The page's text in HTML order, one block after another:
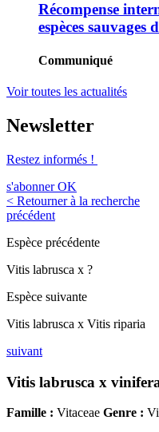
Récompense
espèces sauvages
Communiqué
Voir toutes les actualités
Newsletter
Restez informés !
s'abonner OK
< Retourner à la recherche
précédent
Espèce précédente
Vitis labrusca x ?
Espèce suivante
Vitis labrusca x Vitis riparia
suivant
Vitis labrusca x
Famille : Vitaceae Genre :